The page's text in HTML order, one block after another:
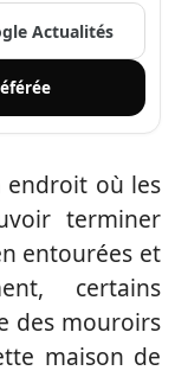
Actualités
endroit où les
terminer
entourées et
certains
des mouroirs
maison de